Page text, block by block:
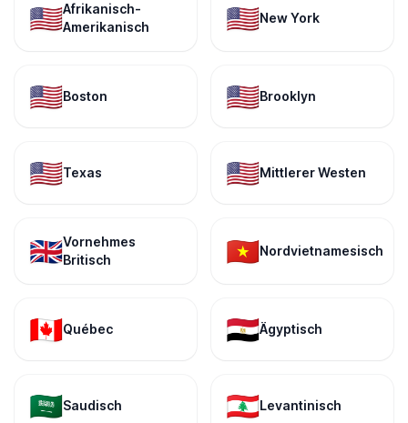
🇺🇸Afrikanisch-
Amerikanisch
🇺🇸New York
🇺🇸Boston 🇺🇸Brooklyn
🇺🇸Texas 🇺🇸Mittlerer Westen
🇬🇧Vornehmes
Britisch
🇻🇳Nordvietnamesisch
🇨🇦Québec 🇪🇬Ägyptisch
🇸🇦Saudisch 🇱🇧Levantinisch